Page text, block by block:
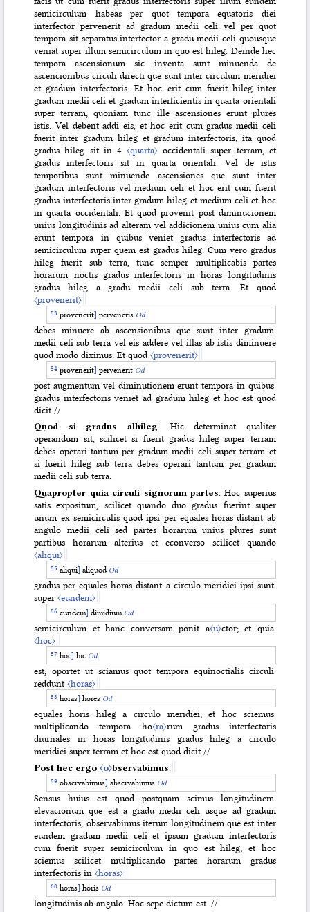
semicirculum habeas per quot tempora equatoris diei
interfector pervenerit ad gradum medii celi vel per quot
tempora sit separatus interfector a gradu medii celi quousque
veniat super illum semicirculum in quo est hileg. Deinde hec
tempora ascensionum sic inventa sunt minuenda de
ascencionibus circuli directi que sunt inter circulum meridiei
et gradum interfectoris. Et hoc erit cum fuerit hileg inter
gradum medii celi et gradum interficientis in quarta orientali
super terram, quoniam tunc ille ascensiones erunt plures
istis. Vel debent addi eis, et hoc erit cum gradus medii celi
fuerit inter gradum hileg et gradum interfectoris, ita quod
gradus hileg sit in 4〈quarta〉 occidentali super terram, et
gradus interfectoris sit in quarta orientali. Vel de istis
temporibus sunt minuende ascensiones que sunt inter
gradum interfectoris vel medium celi et hoc erit cum fuerit
gradus interfectoris inter gradum hileg et medium celi et hoc
in quarta occidentali. Et quod provenit post diminucionem
unius longitudinis ad alteram vel addicionem unius cum alia
erunt tempora in quibus veniet gradus interfectoris ad
semicirculum super quem est gradus hileg. Cum vero gradus
hileg fuerit sub terra, tunc semper multiplicabis partes
horarum noctis gradus interfectoris in horas longitudinis
gradus hileg a gradu medii celi sub terra. Et quod
〈provenerit〉
provenerit] perveneris Od
debes minuere ab ascensionibus que sunt inter gradum
medii celi sub terra vel eis addere vel illas ab istis diminuere
quod modo diximus. Et quod〈provenerit〉
provenerit] pervenerit Od
post augmentum vel diminutionem erunt tempora in quibus
gradus interfectoris veniet ad gradum hileg et hoc est quod
dicit //
Quod si gradus alhileg. Hic determinat qualiter
operandum sit, scilicet si fuerit gradus hileg super terram
debes operari tantum per gradum medii celi super terram et
si fuerit hileg sub terra debes operari tantum per gradum
medii celi sub terra.
Quapropter quia circuli signorum partes . Hoc superius
satis expositum, scilicet quando duo gradus fuerint super
unum ex semicirculis quod ipsi per equales horas distant ab
angulo medii celi sed partes horarum unius plures sunt
partibus horarum alterius et econverso scilicet quando
〈aliqui〉
aliqui] aliquod Od
gradus per equales horas distant a circulo meridiei ipsi sunt
super〈eundem〉
eundem] dimidium Od
semicirculum et hanc conversam ponit a〈u〉ctor; et quia
〈hoc〉
hoc] hic Od
est, oportet ut sciamus quot tempora equinoctialis circuli
reddunt〈horas〉
horas] hores Od
equales horis hileg a circulo meridiei; et hoc sciemus
multiplicando tempora ho〈ra〉rum gradus interfectoris
diurnales in horas longitudinis gradus hileg a circulo
meridiei super terram et hoc est quod dicit //
Posthec ergo〈o〉bservabimus
observabimus] abservabimus Od
Sensus huius est quod postquam scimus longitudinem
elevacionum que est a gradu medii celi usque ad gradum
interfectoris, observabimus iterum longitudinem que est inter
eundem gradum medii celi et ipsum gradum interfectoris
cum fuerit super semicirculum in quo est hileg; et hoc
sciemus scilicet multiplicando partes horarum gradus
interfectoris in〈horas〉
horas] horis Od
longitudinis ab angulo. Hoc sepe dictum est. //